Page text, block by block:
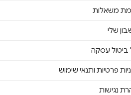
משאלות
שלי
ביטול עסקה
פרטיות ותנאי שימוש
נגישות